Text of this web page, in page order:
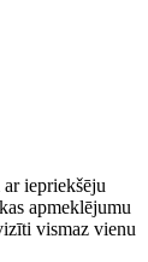
iepriekšēju
apmeklējumu
vismaz vienu